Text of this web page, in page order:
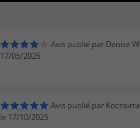
Avis publié par Denise
17/05/2026
Avis publié par
le 17/10/2025